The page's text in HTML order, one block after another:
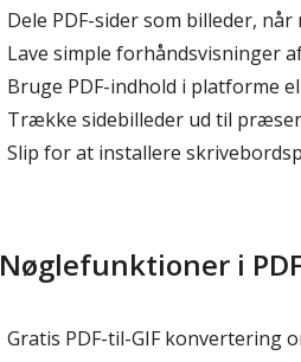
Dele PDF-sider som billeder,
Lave simple forhåndsvisninger
Bruge PDF-indhold i platforme
Trække sidebilleder ud til
Slip for at installere
Nøglefunktioner i
Gratis PDF-til-GIF konvertering